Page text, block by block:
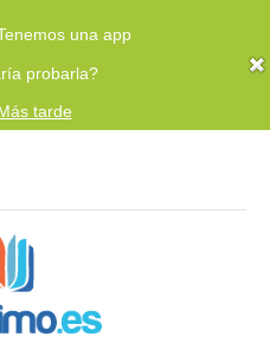
una app
probarla?
tarde